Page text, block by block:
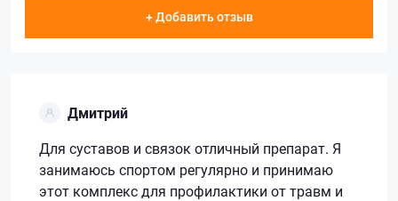
+ Добавить отзыв
Дмитрий
Для суставов и связок отличный препарат. Я
занимаюсь спортом регулярно и принимаю
этот комплекс для профилактики от травм и